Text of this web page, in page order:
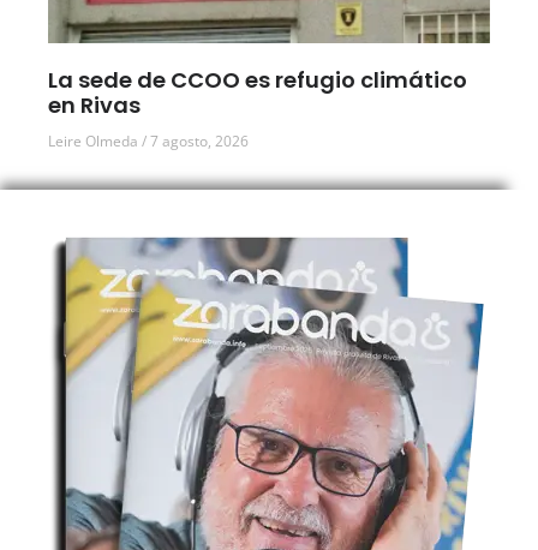
La sede de CCOO es refugio climático
en Rivas
Leire Olmeda 7 agosto, 2026